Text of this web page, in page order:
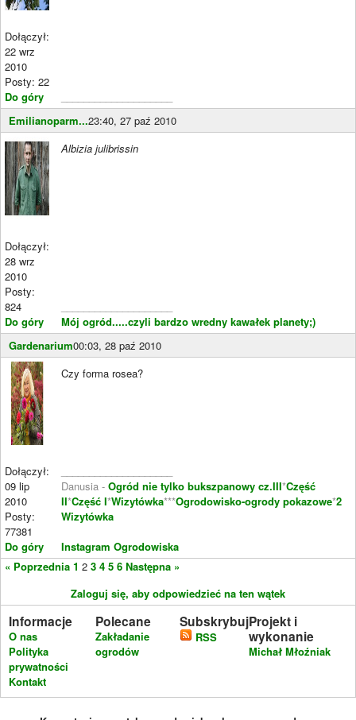
Dołączył:
22 wrz
2010
Posty: 22
Do góry
Emilianoparm...23:40, 27 paź 2010
Dołączył:
28 wrz
2010
Posty:
824
Do góry
Albizia julibrissin
Mój ogród.....czyli bardzo wredny kawałek planety;)
Gardenarium00:03, 28 paź 2010
Dołączył:
09 lip
2010
Posty:
77381
Do góry
Czy forma rosea?
Danusia - Ogród nie tylko bukszpanowy cz.III*Część
II*Część I*Wizytówka***Ogrodowisko-ogrody pokazowe*2
Wizytówka
Instagram Ogrodowiska
« Poprzednia 1 2 3 4 5 6 Następna »
Zaloguj się, aby odpowiedzieć na ten wątek
Informacje
O nas
Polityka
prywatności
Kontakt
Polecane
Zakładanie
ogrodów
Subskrybuj
RSS
Projekt i
wykonanie
Michał Młoźniak